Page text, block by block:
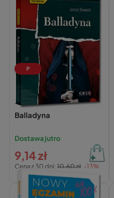
P
Juliusz Słowacki,
Balladyna
Dostawa jutro
9,14 zł
Cena z 30 dni:10,60 zł -13%